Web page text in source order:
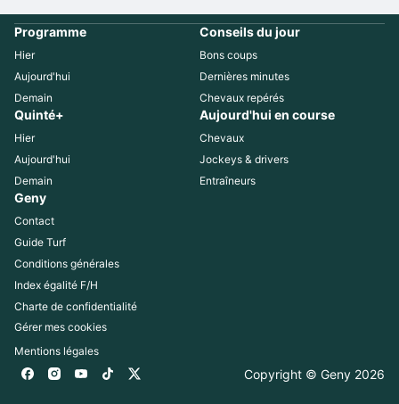
Programme
Hier
Aujourd'hui
Demain
Conseils du jour
Bons coups
Dernières minutes
Chevaux repérés
Quinté+
Hier
Aujourd'hui
Demain
Aujourd'hui en course
Chevaux
Jockeys & drivers
Entraîneurs
Geny
Contact
Guide Turf
Conditions générales
Index égalité F/H
Charte de confidentialité
Gérer mes cookies
Mentions légales
Copyright © Geny 2026